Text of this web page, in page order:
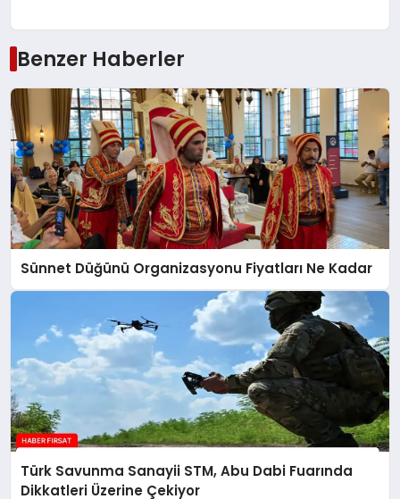
Benzer Haberler
Sünnet Düğünü Organizasyonu Fiyatları Ne Kadar
Türk Savunma Sanayii STM, Abu Dabi Fuarında
Dikkatleri Üzerine Çekiyor